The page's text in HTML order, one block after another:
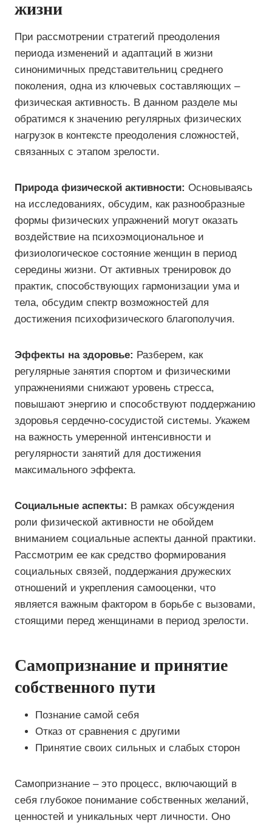
жизни
При рассмотрении стратегий преодоления
периода изменений и адаптаций в жизни
синонимичных представительниц среднего
поколения, одна из ключевых составляющих –
физическая активность. В данном разделе мы
обратимся к значению регулярных физических
нагрузок в контексте преодоления сложностей,
связанных с этапом зрелости.
Природа физической активности: Основываясь
на исследованиях, обсудим, как разнообразные
формы физических упражнений могут оказать
воздействие на психоэмоциональное и
физиологическое состояние женщин в период
середины жизни. От активных тренировок до
практик, способствующих гармонизации ума и
тела, обсудим спектр возможностей для
достижения психофизического благополучия.
Эффекты на здоровье: Разберем, как
регулярные занятия спортом и физическими
упражнениями снижают уровень стресса,
повышают энергию и способствуют поддержанию
здоровья сердечно-сосудистой системы. Укажем
на важность умеренной интенсивности и
регулярности занятий для достижения
максимального эффекта.
Социальные аспекты: В рамках обсуждения
роли физической активности не обойдем
вниманием социальные аспекты данной практики.
Рассмотрим ее как средство формирования
социальных связей, поддержания дружеских
отношений и укрепления самооценки, что
является важным фактором в борьбе с вызовами,
стоящими перед женщинами в период зрелости.
Самопризнание и принятие
собственного пути
Познание самой себя
Отказ от сравнения с другими
Принятие своих сильных и слабых сторон
Самопризнание – это процесс, включающий в
себя глубокое понимание собственных желаний,
ценностей и уникальных черт личности. Оно